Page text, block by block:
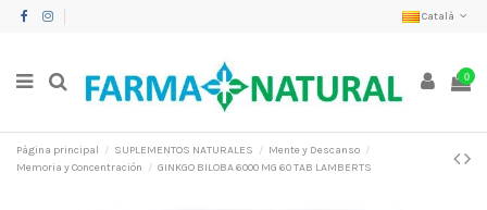
Català
0
Pàgina principal SUPLEMENTOS NATURALES
Mente y Descanso
Memoria y Concentración
GINKGO BILOBA 6000 MG 60 TAB LAMBERTS